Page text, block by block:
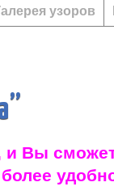
узоров
и Вы